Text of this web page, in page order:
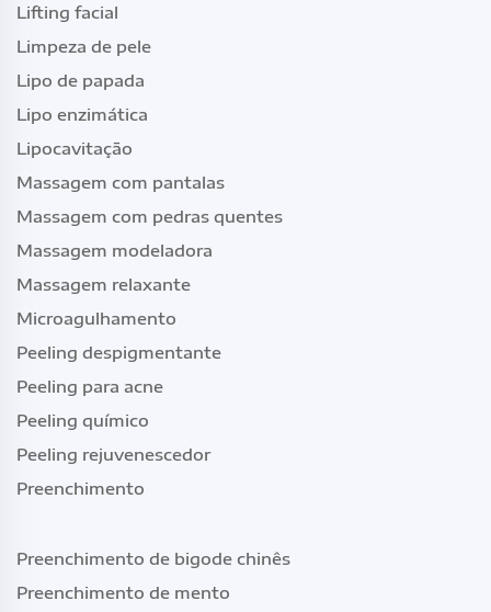
Lifting facial
Limpeza de pele
Lipo de papada
Lipo enzimática
Lipocavitação
Massagem com pantalas
Massagem com pedras quentes
Massagem modeladora
Massagem relaxante
Microagulhamento
Peeling despigmentante
Peeling para acne
Peeling químico
Peeling rejuvenescedor
Preenchimento
Preenchimento de bigode chinês
Preenchimento de mento